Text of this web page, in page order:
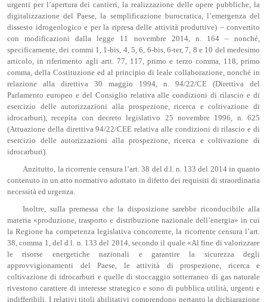
urgenti per l’apertura dei cantieri, la realizzazione delle opere pubbliche, la
digitalizzazione del Paese, la semplificazione burocratica, l’emergenza del
dissesto idrogeologico e per la ripresa delle attività produttive) – convertito
con modificazioni dalla legge 11 novembre 2014, n. 164 – nonché,
specificamente, dei commi 1, 1-bis, 4, 5, 6, 6-bis, 6-ter, 7, 8 e 10 del medesimo
articolo, in riferimento agli artt. 77, 117, primo e terzo comma, 118, primo
comma, della Costituzione ed al principio di leale collaborazione, nonché in
relazione alla direttiva 30 maggio 1994, n. 94/22/CE (Direttiva del
Parlamento europeo e del Consiglio relativa alle condizioni di rilascio e di
esercizio delle autorizzazioni alla prospezione, ricerca e coltivazione di
idrocarburi), recepita con decreto legislativo 25 novembre 1996, n. 625
(Attuazione della direttiva 94/22/CEE relativa alle condizioni di rilascio e di
esercizio delle autorizzazioni alla prospezione, ricerca e coltivazione di
idrocarburi).
Anzitutto, la ricorrente censura l’art. 38 del d.l. n. 133 del 2014 in quanto
contenuto in un atto normativo adottato in difetto dei requisiti di straordinaria
necessità ed urgenza.
Inoltre, sulla premessa che la disposizione sarebbe riconducibile alla
materia «produzione, trasporto e distribuzione nazionale dell’energia» in cui
la Regione ha competenza legislativa concorrente, la ricorrente censura l’art.
38, comma 1, del d.l. n. 133 del 2014, secondo il quale «Al fine di valorizzare
le risorse energetiche nazionali e garantire la sicurezza degli
approvvigionamenti del Paese, le attività di prospezione, ricerca e
coltivazione di idrocarburi e quelle di stoccaggio sotterraneo di gas naturale
rivestono carattere di interesse strategico e sono di pubblica utilità, urgenti e
indifferibili. I relativi titoli abilitativi comprendono pertanto la dichiarazione